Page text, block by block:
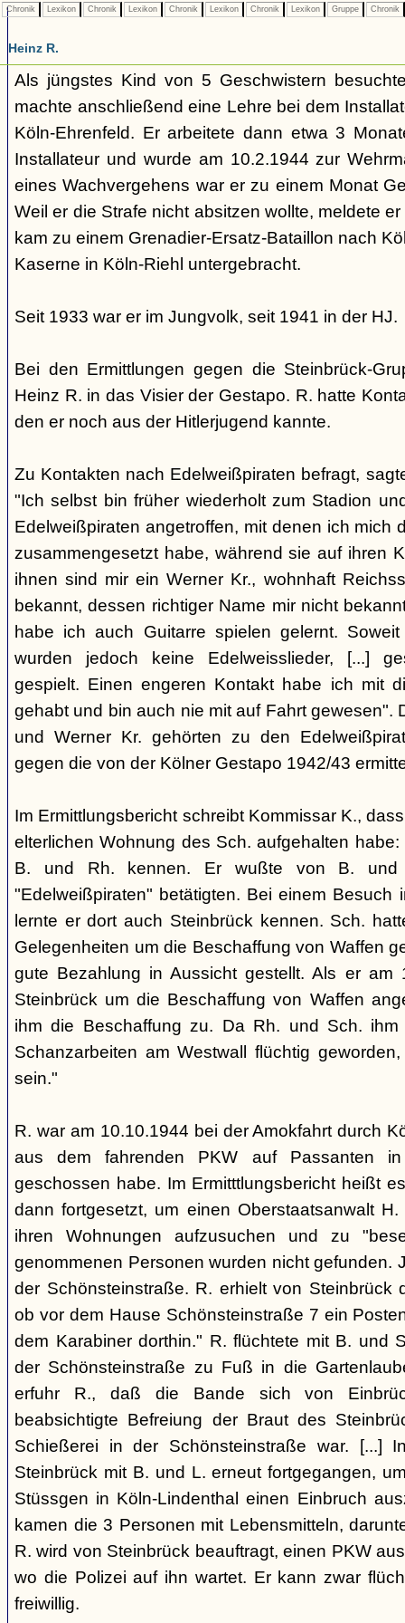
Chronik Lexikon Chronik Lexikon Chronik Lexikon Chronik Lexikon Gruppe Chronik
Heinz R.
Als jüngstes Kind von 5 Geschwistern
machte anschließend eine Lehre bei dem
Köln-Ehrenfeld. Er arbeitete dann etwa 3
Installateur und wurde am 10.2.1944 zur
eines Wachvergehens war er zu einem Monat
Weil er die Strafe nicht absitzen wollte, meldete
kam zu einem Grenadier-Ersatz-Bataillon nach
Kaserne in Köln-Riehl untergebracht.
Seit 1933 war er im Jungvolk, seit 1941 in der HJ.
Bei den Ermittlungen gegen die Steinbrück-
Heinz R. in das Visier der Gestapo. R. hatte
den er noch aus der Hitlerjugend kannte.
Zu Kontakten nach Edelweißpiraten befragt,
"Ich selbst bin früher wiederholt zum Stadion
Edelweißpiraten angetroffen, mit denen ich mich
zusammengesetzt habe, während sie auf ihren
ihnen sind mir ein Werner Kr., wohnhaft
bekannt, dessen richtiger Name mir nicht
habe ich auch Guitarre spielen gelernt.
wurden jedoch keine Edelweisslieder, [...]
gespielt. Einen engeren Kontakt habe ich mit
gehabt und bin auch nie mit auf Fahrt gewesen".
und Werner Kr. gehörten zu den
gegen die von der Kölner Gestapo 1942/43
Im Ermittlungsbericht schreibt Kommissar K.,
elterlichen Wohnung des Sch. aufgehalten
B. und Rh. kennen. Er wußte von B.
"Edelweißpiraten" betätigten. Bei einem Besuch
lernte er dort auch Steinbrück kennen. Sch.
Gelegenheiten um die Beschaffung von Waffen
gute Bezahlung in Aussicht gestellt. Als er am
Steinbrück um die Beschaffung von Waffen
ihm die Beschaffung zu. Da Rh. und Sch.
Schanzarbeiten am Westwall flüchtig
sein."
R. war am 10.10.1944 bei der Amokfahrt durch
aus dem fahrenden PKW auf Passanten in
geschossen habe. Im Ermitttlungsbericht heißt
dann fortgesetzt, um einen Oberstaatsanwalt
ihren Wohnungen aufzusuchen und zu
genommenen Personen wurden nicht gefunden.
der Schönsteinstraße. R. erhielt von Steinbrück
ob vor dem Hause Schönsteinstraße 7 ein
dem Karabiner dorthin." R. flüchtete mit B. und
der Schönsteinstraße zu Fuß in die
erfuhr R., daß die Bande sich von
beabsichtigte Befreiung der Braut des
Schießerei in der Schönsteinstraße war. [...]
Steinbrück mit B. und L. erneut fortgegangen,
Stüssgen in Köln-Lindenthal einen Einbruch
kamen die 3 Personen mit Lebensmitteln,
R. wird von Steinbrück beauftragt, einen PKW
wo die Polizei auf ihn wartet. Er kann zwar
freiwillig.